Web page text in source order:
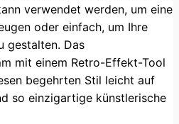
verwendet werden, um eine
oder einfach, um Ihre
gestalten. Das
mit einem Retro-Effekt-Tool
begehrten Stil leicht auf
so einzigartige künstlerische